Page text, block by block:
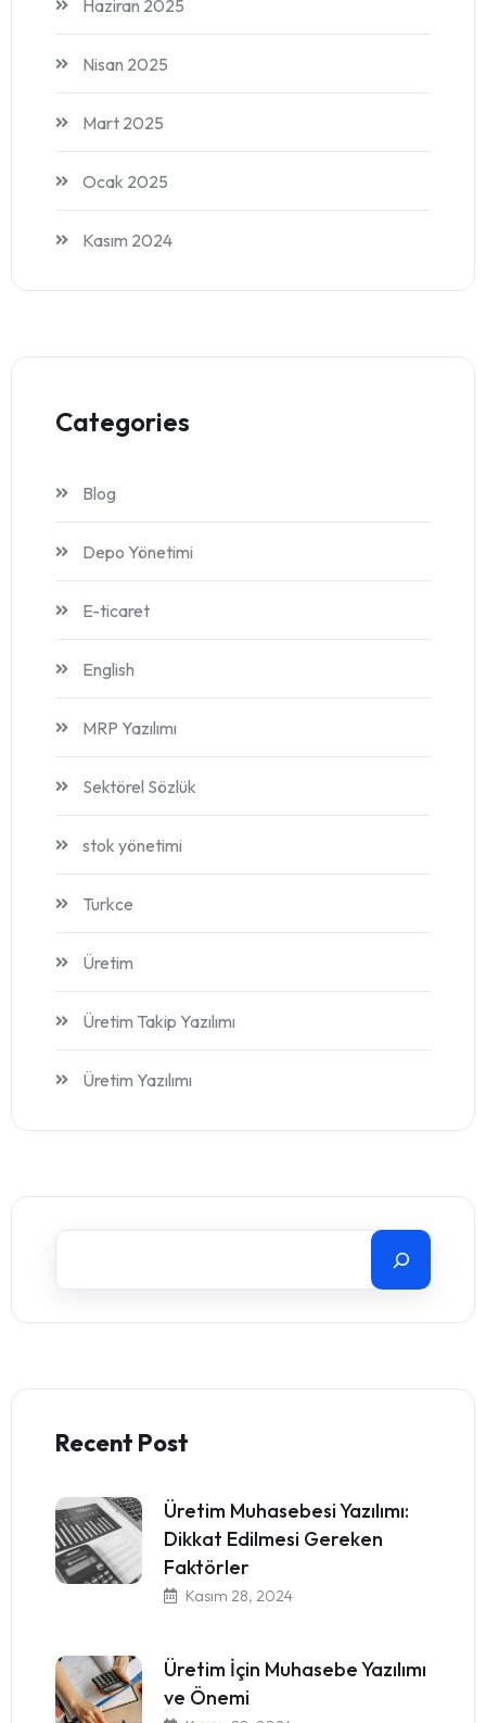
Haziran 2025
Nisan 2025
Mart 2025
Ocak 2025
Kasım 2024
Categories
Blog
Depo Yönetimi
E-ticaret
English
MRP Yazılımı
Sektörel Sözlük
stok yönetimi
Turkce
Üretim
Üretim Takip Yazılımı
Üretim Yazılımı
Recent Post
Üretim Muhasebesi Yazılımı:
Dikkat Edilmesi Gereken
Faktörler
Kasım 28, 2024
Üretim İçin Muhasebe Yazılımı
ve Önemi